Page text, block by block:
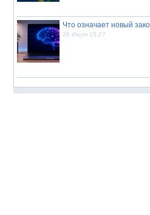
Что означает новый
29 Июля 15:27